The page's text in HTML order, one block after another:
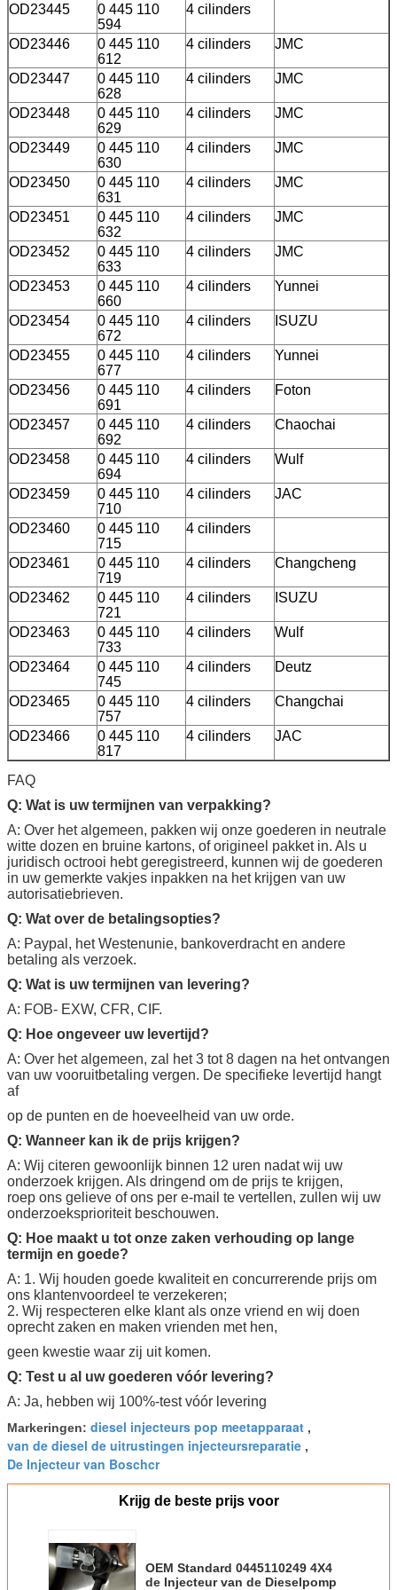
OD23445
0 445 110
594
4 cilinders
OD23446
0 445 110
612
4 cilinders JMC
OD23447
0 445 110
628
4 cilinders JMC
OD23448
0 445 110
629
4 cilinders JMC
OD23449
0 445 110
630
4 cilinders JMC
OD23450
0 445 110
631
4 cilinders JMC
OD23451
0 445 110
632
4 cilinders JMC
OD23452
0 445 110
633
4 cilinders JMC
OD23453
0 445 110
660
4 cilinders Yunnei
OD23454
0 445 110
672
4 cilinders ISUZU
OD23455
0 445 110
677
4 cilinders Yunnei
OD23456
0 445 110
691
4 cilinders Foton
OD23457
0 445 110
692
4 cilinders Chaochai
OD23458
0 445 110
694
4 cilinders Wulf
OD23459
0 445 110
710
4 cilinders JAC
OD23460
0 445 110
715
4 cilinders
OD23461
0 445 110
719
4 cilinders Changcheng
OD23462
0 445 110
721
4 cilinders ISUZU
OD23463
0 445 110
733
4 cilinders Wulf
OD23464
0 445 110
745
4 cilinders Deutz
OD23465
0 445 110
757
4 cilinders Changchai
OD23466
0 445 110
817
4 cilinders JAC
FAQ
Q: Wat is uw termijnen van verpakking?
A: Over het algemeen, pakken wij onze goederen in neutrale
witte dozen en bruine kartons, of origineel pakket in. Als u
juridisch octrooi hebt geregistreerd, kunnen wij de goederen
in uw gemerkte vakjes inpakken na het krijgen van uw
autorisatiebrieven.
Q: Wat over de betalingsopties?
A: Paypal, het Westenunie, bankoverdracht en andere
betaling als verzoek.
Q: Wat is uw termijnen van levering?
A: FOB- EXW, CFR, CIF.
Q: Hoe ongeveer uw levertijd?
A: Over het algemeen, zal het 3 tot 8 dagen na het ontvangen
van uw vooruitbetaling vergen. De specifieke levertijd hangt
af
op de punten en de hoeveelheid van uw orde.
Q: Wanneer kan ik de prijs krijgen?
A: Wij citeren gewoonlijk binnen 12 uren nadat wij uw
onderzoek krijgen. Als dringend om de prijs te krijgen,
roep ons gelieve of ons per e-mail te vertellen, zullen wij uw
onderzoeksprioriteit beschouwen.
Q: Hoe maakt u tot onze zaken verhouding op lange
termijn en goede?
A: 1. Wij houden goede kwaliteit en concurrerende prijs om
ons klantenvoordeel te verzekeren;
2. Wij respecteren elke klant als onze vriend en wij doen
oprecht zaken en maken vrienden met hen,
geen kwestie waar zij uit komen.
Q: Test u al uw goederen vóór levering?
A: Ja, hebben wij 100%-test vóór levering
Markeringen: diesel injecteurs pop meetapparaat ,
van de diesel de uitrustingen injecteursreparatie ,
De Injecteur van Boschcr
Krijg de beste prijs voor
OEM Standard 0445110249 4X4
de Injecteur van de Dieselpomp